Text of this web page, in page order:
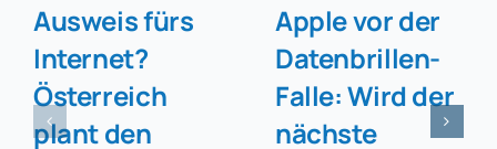
Ausweis fürs
Internet?
Österreich
plant den
Apple vor der
Datenbrillen-
Falle: Wird der
nächste